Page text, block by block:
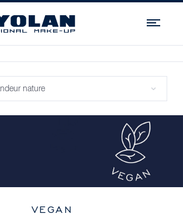
VEGAN